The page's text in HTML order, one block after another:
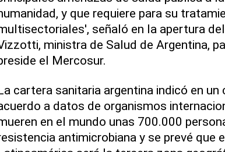
y que requiere para su
señaló en la apertura
ministra de Salud de Argentina,
el Mercosur.
cartera sanitaria argentina indicó en un
a datos de organismos
en el mundo unas 700.000
antimicrobiana y se prevé que